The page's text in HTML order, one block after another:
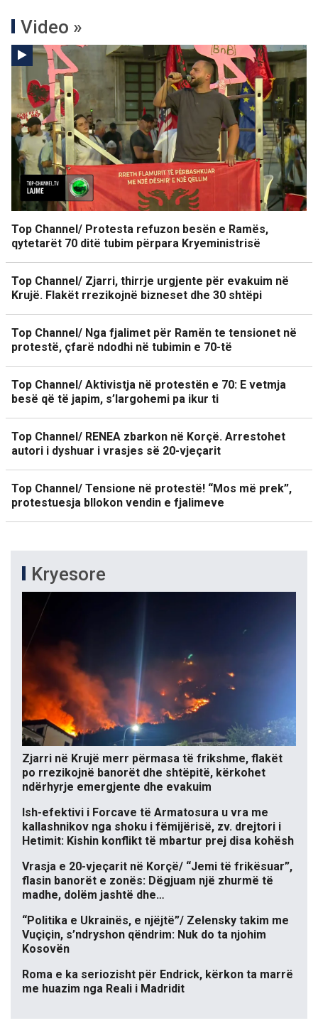
Video »
Top Channel/ Protesta refuzon besën e Ramës,
qytetarët 70 ditë tubim përpara Kryeministrisë
Top Channel/ Zjarri, thirrje urgjente për evakuim në
Krujë. Flakët rrezikojnë bizneset dhe 30 shtëpi
Top Channel/ Nga fjalimet për Ramën te tensionet në
protestë, çfarë ndodhi në tubimin e 70-të
Top Channel/ Aktivistja në protestën e 70: E vetmja
besë që të japim, s’largohemi pa ikur ti
Top Channel/ RENEA zbarkon në Korçë. Arrestohet
autori i dyshuar i vrasjes së 20-vjeçarit
Top Channel/ Tensione në protestë! “Mos më prek”,
protestuesja bllokon vendin e fjalimeve
Kryesore
Zjarri në Krujë merr përmasa të frikshme, flakët
po rrezikojnë banorët dhe shtëpitë, kërkohet
ndërhyrje emergjente dhe evakuim
Ish-efektivi i Forcave të Armatosura u vra me
kallashnikov nga shoku i fëmijërisë, zv. drejtori i
Hetimit: Kishin konflikt të mbartur prej disa kohësh
Vrasja e 20-vjeçarit në Korçë/ “Jemi të frikësuar”,
flasin banorët e zonës: Dëgjuam një zhurmë të
madhe, dolëm jashtë dhe…
“Politika e Ukrainës, e njëjtë”/ Zelensky takim me
Vuçiçin, s’ndryshon qëndrim: Nuk do ta njohim
Kosovën
Roma e ka seriozisht për Endrick, kërkon ta marrë
me huazim nga Reali i Madridit